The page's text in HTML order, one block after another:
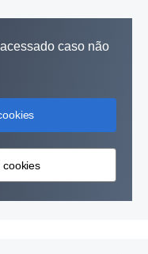
caso não
cookies